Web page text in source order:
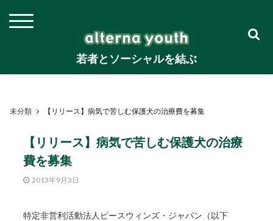
若者とソーシャルを結ぶ
未分類 【リリース】病気で苦しむ保護犬の治療費を募集
【リリース】病気で苦しむ保護犬の治療
費を募集
2013年9月3日
特定非営利活動法人ピースウィンズ・ジャパン（以下